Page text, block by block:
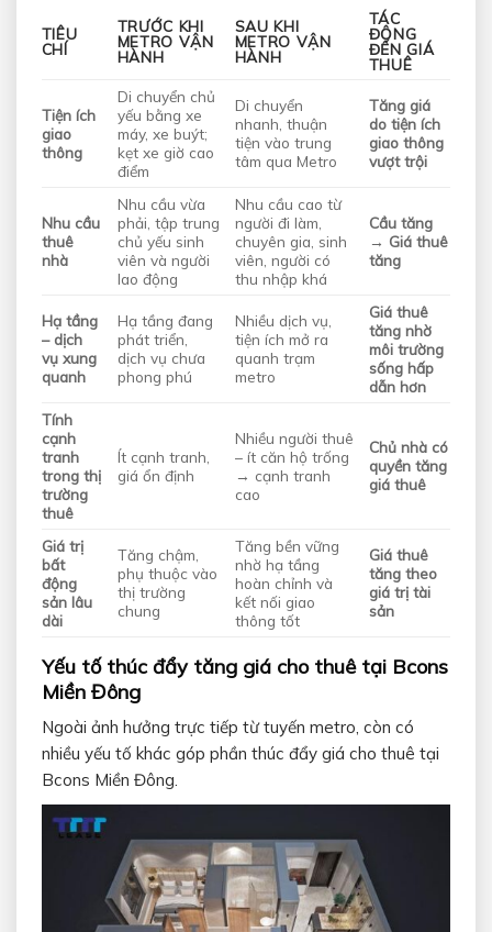
TIÊU
CHÍ
TRƯỚC KHI
METRO VẬN
HÀNH
SAU KHI
METRO VẬN
HÀNH
TÁC
ĐỘNG
ĐẾN GIÁ
THUÊ
Tiện ích
giao
thông
Di chuyển chủ
yếu bằng xe
máy, xe buýt;
kẹt xe giờ cao
điểm
Di chuyển
nhanh, thuận
tiện vào trung
tâm qua Metro
Tăng giá
do tiện ích
giao thông
vượt trội
Nhu cầu
thuê
nhà
Nhu cầu vừa
phải, tập trung
chủ yếu sinh
viên và người
lao động
Nhu cầu cao từ
người đi làm,
chuyên gia, sinh
viên, người có
thu nhập khá
Cầu tăng
→ Giá thuê
tăng
Hạ tầng
– dịch
vụ xung
quanh
Hạ tầng đang
phát triển,
dịch vụ chưa
phong phú
Nhiều dịch vụ,
tiện ích mở ra
quanh trạm
metro
Giá thuê
tăng nhờ
môi trường
sống hấp
dẫn hơn
Tính
cạnh
tranh
trong thị
trường
thuê
Ít cạnh tranh,
giá ổn định
Nhiều người thuê
– ít căn hộ trống
→ cạnh tranh
cao
Chủ nhà có
quyền tăng
giá thuê
Giá trị
bất
động
sản lâu
dài
Tăng chậm,
phụ thuộc vào
thị trường
chung
Tăng bền vững
nhờ hạ tầng
hoàn chỉnh và
kết nối giao
thông tốt
Giá thuê
tăng theo
giá trị tài
sản
Yếu tố thúc đẩy tăng giá cho thuê tại Bcons
Miền Đông
Ngoài ảnh hưởng trực tiếp từ tuyến metro, còn có
nhiều yếu tố khác góp phần thúc đẩy giá cho thuê tại
Bcons Miền Đông.